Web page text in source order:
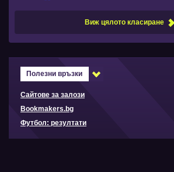
Виж цялото класиране
Полезни връзки
Сайтове за залози
Bookmakers.bg
Футбол: резултати